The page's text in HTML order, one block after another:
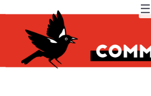
☰